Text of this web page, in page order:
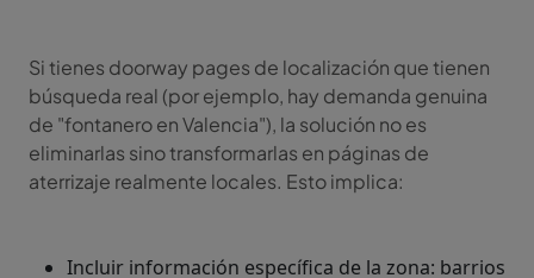
Si tienes doorway pages de localización que tienen
búsqueda real (por ejemplo, hay demanda genuina
de "fontanero en Valencia"), la solución no es
eliminarlas sino transformarlas en páginas de
aterrizaje realmente locales. Esto implica:
Incluir información específica de la zona: barrios